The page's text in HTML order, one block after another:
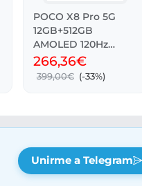
POCO X8 Pro 5G
12GB+512GB
AMOLED 120Hz
50MP IP68
266,36€
399,00€ (-33%)
Unirme a Telegram